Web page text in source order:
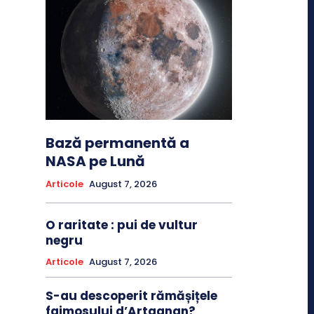
Bază permanentă a
NASA pe Lună
Articole August 7, 2026
O raritate : pui de vultur
negru
Articole August 7, 2026
S-au descoperit rămășițele